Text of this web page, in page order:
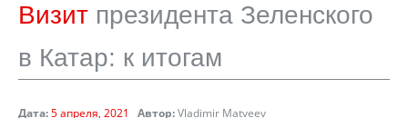
Визит президента Зеленского
в Катар: к итогам
Дата:5 апреля, 2021 Автор:Vladimir Matveev